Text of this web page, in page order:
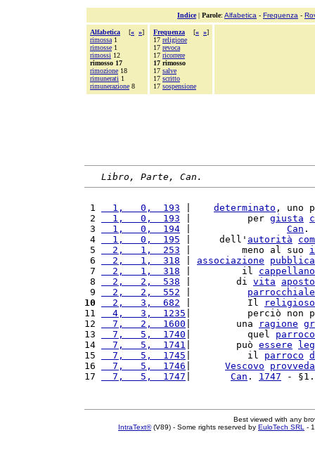
Indice| Parole: Alfabetica - Frequenza -
Alfabetica [« »]
rimossa 1
rimosse 1
rimossi 12
rimosso 17
rimozione 18
rimunerati 1
rimunerazione 8
Frequenza [« »]
17 religione
17 revoca
17 ricorrere
17 rimosso
17 salve
17 scritto
17 sospensione
Libro, Parte, Can.
1
  1,   0,  193
determinato , uno
2
  1,   0,  193
|          per giusta
3
  1,   0,  194
Can .
4
  1,   0,  195
|     dell' autorità
5
  2,   1,  253
|         meno al suo
6
  2,   1,  318
associazione
pubblica
7
  2,   1,  318
|         il cappellano
8
  2,   2,  538
|        di vita
9
  2,   2,  552
parrocchiale
10
  2,   3,  682
|          Il
religioso
11
  4,   3,  1235
|          perciò non
12
  7,   2,  1600
|        una ragione
13
  7,   5,  1740
|          quel parroco
14
  7,   5,  1741
|        può essere
15
  7,   5,  1745
|          il parroco
16
  7,   5,  1746
Vescovo
provveda
17
  7,   5,  1747
Can . 1747 -
Best viewed with any
IntraText®(V89) - Some rights reserved by EuloTech SRL -